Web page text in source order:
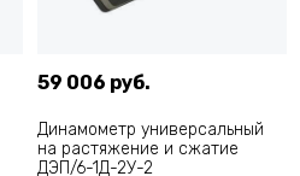
59 006 руб.
Динамометр универсальный
на растяжение и сжатие
ДЭП/6-1Д-2У-2